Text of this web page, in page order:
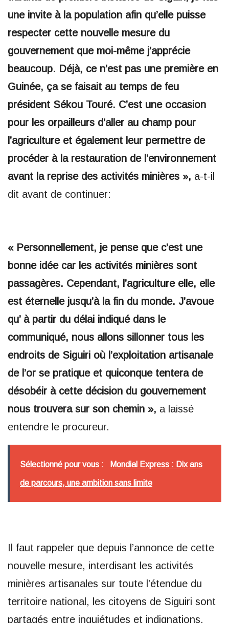
une invite à la population afin qu’elle puisse
respecter cette nouvelle mesure du
gouvernement que moi-même j’apprécie
beaucoup. Déjà, ce n’est pas une première en
Guinée, ça se faisait au temps de feu
président Sékou Touré. C’est une occasion
pour les orpailleurs d’aller au champ pour
l’agriculture et également leur permettre de
procéder à la restauration de l’environnement
avant la reprise des activités minières », a-t-il
dit avant de continuer:
« Personnellement, je pense que c’est une
bonne idée car les activités minières sont
passagères. Cependant, l’agriculture elle, elle
est éternelle jusqu’à la fin du monde. J’avoue
qu’ à partir du délai indiqué dans le
communiqué, nous allons sillonner tous les
endroits de Siguiri où l’exploitation artisanale
de l’or se pratique et quiconque tentera de
désobéir à cette décision du gouvernement
nous trouvera sur son chemin », a laissé
entendre le procureur.
Sélectionné pour vous : Mondial Express : Dix ans
de parcours, une ambition sans limite
Il faut rappeler que depuis l’annonce de cette
nouvelle mesure, interdisant les activités
minières artisanales sur toute l’étendue du
territoire national, les citoyens de Siguiri sont
partagés entre inquiétudes et indignations,